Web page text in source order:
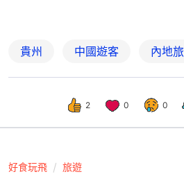
貴州 中國遊客 內地
2 0 0
好食玩飛 旅遊